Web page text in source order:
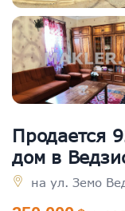
Продается
дом в
на ул. Земо